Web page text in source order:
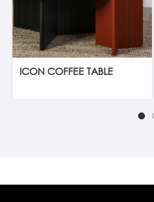
ICON COFFEE TABLE